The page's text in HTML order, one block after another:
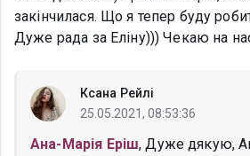
закінчилася. Що я тепер буду
Дуже рада за Еліну))) Чекаю на
Ксана Рейлі
25.05.2021, 08:53:36
Ана-Марія Еріш, Дуже дякую,